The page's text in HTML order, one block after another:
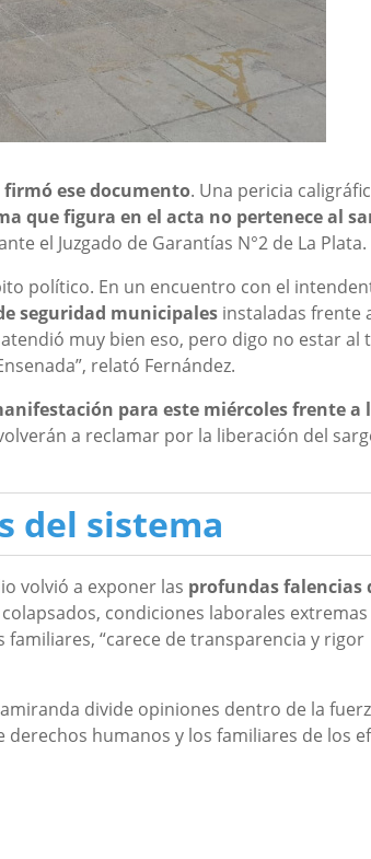
ese documento. Una pericia
que figura en el acta no pertenece al
el Juzgado de Garantías N°2 de La Plata.
político. En un encuentro con el
seguridad municipales instaladas frente
muy bien eso, pero digo no estar al
relató Fernández.
para este miércoles frente a
a reclamar por la liberación del
del sistema
volvió a exponer las profundas falencias
colapsados, condiciones laborales
“carece de transparencia y rigor
divide opiniones dentro de la
humanos y los familiares de los